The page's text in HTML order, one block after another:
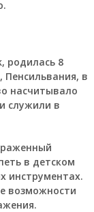
родилась 8
Пенсильвания, в
насчитывало
служили в
в детском
инструментах.
возможности